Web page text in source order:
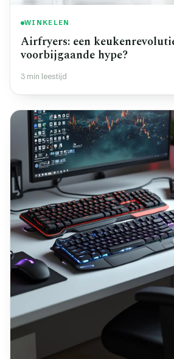
WINKELEN
Airfryers: een
voorbijgaande hype?
3 min leestijd